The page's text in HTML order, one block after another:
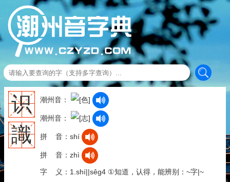
识
識
潮州音：
潮州音：
拼 音：shí
拼 音：zhì
字 义：1.shí||sêg4 ①知道，认得，能辨别：~字|~